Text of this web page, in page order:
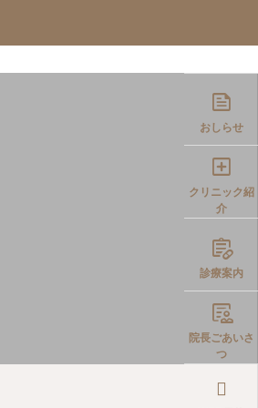

おしらせ

クリニック紹
介

診療案内

院長ごあいさ
つ